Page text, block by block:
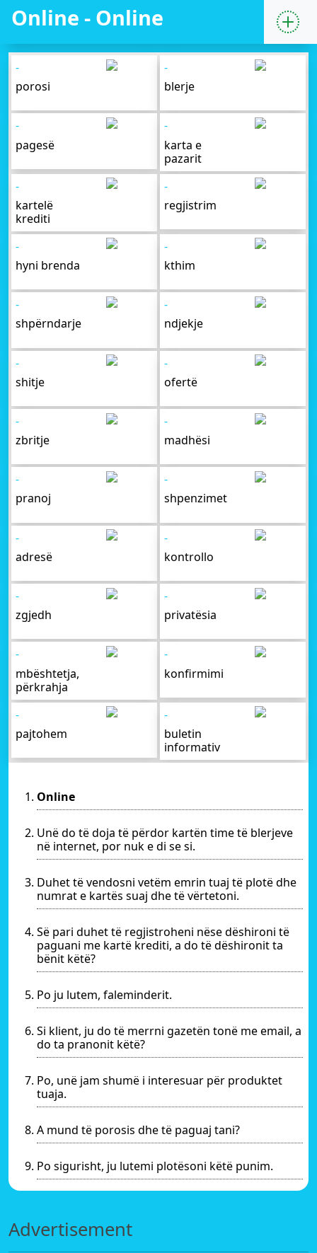
Online - Online
-
porosi
-
blerje
-
pagesë
-
karta e
pazarit
-
kartelë
krediti
-
regjistrim
-
hyni brenda
-
kthim
-
shpërndarje
-
ndjekje
-
shitje
-
ofertë
-
zbritje
-
madhësi
-
pranoj
-
shpenzimet
-
adresë
-
kontrollo
-
zgjedh
-
privatësia
-
mbështetja,
përkrahja
-
konfirmimi
-
pajtohem
-
buletin
informativ
Online
Unë do të doja të përdor kartën time të blerjeve
në internet, por nuk e di se si.
Duhet të vendosni vetëm emrin tuaj të plotë dhe
numrat e kartës suaj dhe të vërtetoni.
Së pari duhet të regjistroheni nëse dëshironi të
paguani me kartë krediti, a do të dëshironit ta
bënit këtë?
Po ju lutem, faleminderit.
Si klient, ju do të merrni gazetën tonë me email, a
do ta pranonit këtë?
Po, unë jam shumë i interesuar për produktet
tuaja.
A mund të porosis dhe të paguaj tani?
Po sigurisht, ju lutemi plotësoni këtë punim.
Advertisement